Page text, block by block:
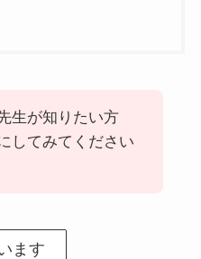
生が知りたい方
してみてください
ます